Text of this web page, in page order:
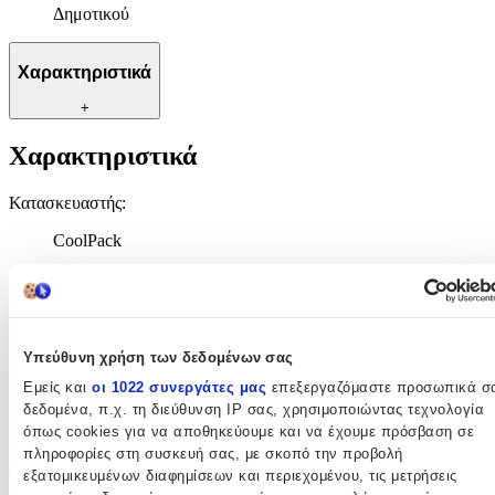
Υπεύθυνη χρήση των δεδομένων σας
Εμείς και οι 1022 συνεργάτες μας επεξεργαζόμαστε προσωπικά
δεδομένα, π.χ. τη διεύθυνση IP σας, χρησιμοποιώντας τεχνολογία
όπως cookies για να αποθηκεύουμε και να έχουμε πρόσβαση σε
πληροφορίες στη συσκευή σας, με σκοπό την προβολή
εξατομικευμένων διαφημίσεων και περιεχομένου, τις μετρήσεις
Δημοτικού
Χαρακτηριστικά
+
Χαρακτηριστικά
Κατασκευαστής:
CoolPack
Βασικά Χαρακτηριστικά
Πολύχρωμο
Τύπος
Πλάτης
Τάξη: